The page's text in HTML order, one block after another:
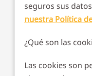
seguros sus
nuestra Política
¿Qué son las
Las cookies son